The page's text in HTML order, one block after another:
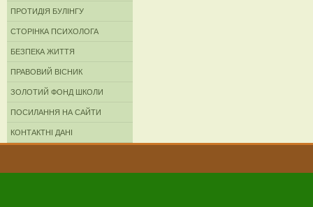
ПРОТИДІЯ БУЛІНГУ
СТОРІНКА ПСИХОЛОГА
БЕЗПЕКА ЖИТТЯ
ПРАВОВИЙ ВІСНИК
ЗОЛОТИЙ ФОНД ШКОЛИ
ПОСИЛАННЯ НА САЙТИ
КОНТАКТНІ ДАНІ